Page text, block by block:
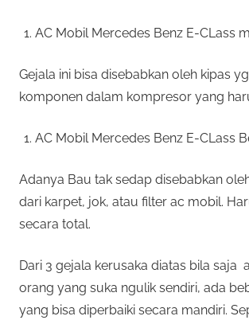
AC Mobil Mercedes Benz E-CLass
Gejala ini bisa disebabkan oleh kipas
komponen dalam kompresor yang
AC Mobil Mercedes Benz E-CLass
Adanya Bau tak sedap disebabkan
dari karpet, jok, atau filter ac mobil.
secara total.
Dari 3 gejala kerusaka diatas bila saja
orang yang suka ngulik sendiri, ada
yang bisa diperbaiki secara mandiri.